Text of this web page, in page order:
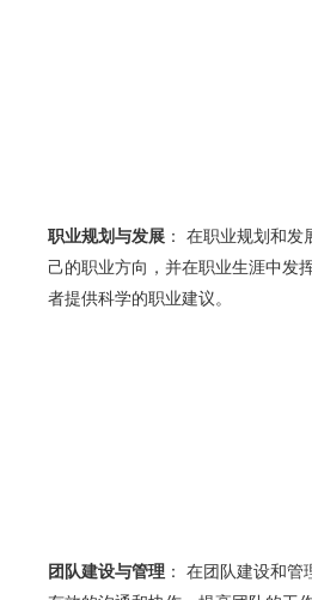
职业规划与发展 ： 在职业规划和
己的职业方向，并在职业生涯中发
者提供科学的职业建议。
团队建设与管理 ： 在团队建设和